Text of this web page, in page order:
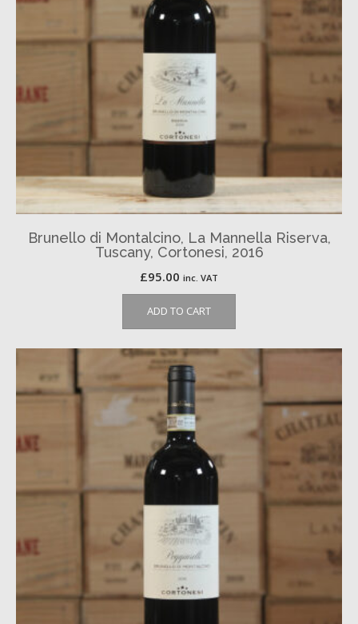
Brunello di Montalcino, La Mannella Riserva,
Tuscany, Cortonesi, 2016
£95.00 inc. VAT
ADD TO CART